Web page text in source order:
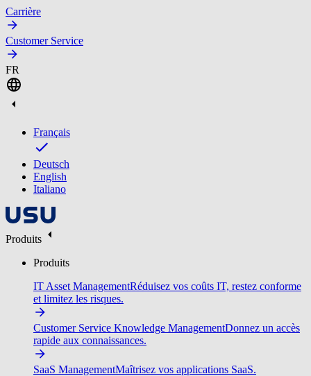
Carrière
Customer Service
FR
Français
Deutsch
English
Italiano
Produits
Produits
IT Asset ManagementRéduisez vos coûts IT, restez conforme
et limitez les risques.
Customer Service Knowledge ManagementDonnez un accès
rapide aux connaissances.
SaaS ManagementMaîtrisez vos applications SaaS.